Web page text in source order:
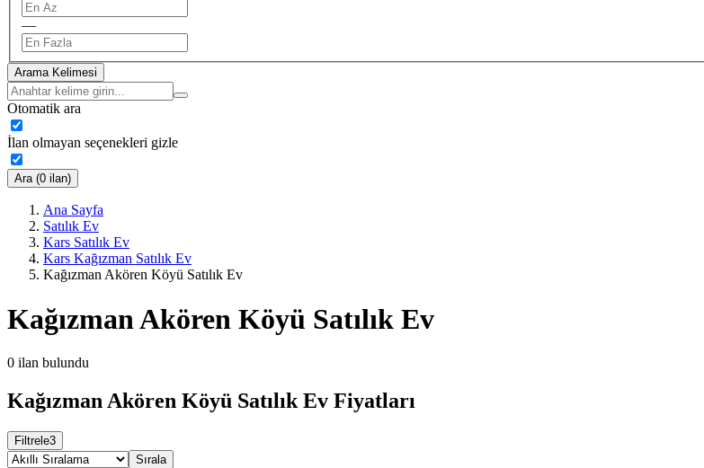
—
Arama Kelimesi
Otomatik ara
İlan olmayan seçenekleri gizle
Ara (0 ilan)
Ana Sayfa
Satılık Ev
Kars Satılık Ev
Kars Kağızman Satılık Ev
Kağızman Akören Köyü Satılık Ev
Kağızman Akören Köyü Satılık Ev
0 ilan bulundu
Kağızman Akören Köyü Satılık Ev Fiyatları
Filtrele3
Sırala